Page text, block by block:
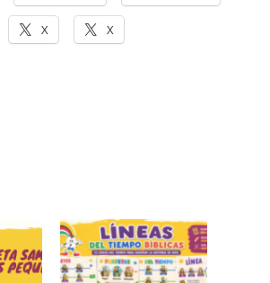
X X